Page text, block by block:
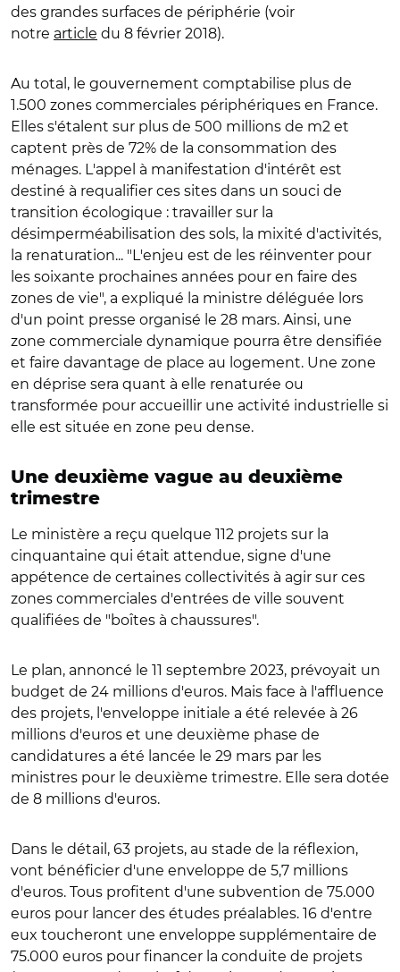
des grandes surfaces de périphérie (voir
notre article du 8 février 2018).
Au total, le gouvernement comptabilise plus de
1.500 zones commerciales périphériques en France.
Elles s'étalent sur plus de 500 millions de m2 et
captent près de 72% de la consommation des
ménages. L'appel à manifestation d'intérêt est
destiné à requalifier ces sites dans un souci de
transition écologique : travailler sur la
désimperméabilisation des sols, la mixité d'activités,
la renaturation... "L'enjeu est de les réinventer pour
les soixante prochaines années pour en faire des
zones de vie", a expliqué la ministre déléguée lors
d'un point presse organisé le 28 mars. Ainsi, une
zone commerciale dynamique pourra être densifiée
et faire davantage de place au logement. Une zone
en déprise sera quant à elle renaturée ou
transformée pour accueillir une activité industrielle si
elle est située en zone peu dense.
Une deuxième vague au deuxième
trimestre
Le ministère a reçu quelque 112 projets sur la
cinquantaine qui était attendue, signe d'une
appétence de certaines collectivités à agir sur ces
zones commerciales d'entrées de ville souvent
qualifiées de "boîtes à chaussures".
Le plan, annoncé le 11 septembre 2023, prévoyait un
budget de 24 millions d'euros. Mais face à l'affluence
des projets, l'enveloppe initiale a été relevée à 26
millions d'euros et une deuxième phase de
candidatures a été lancée le 29 mars par les
ministres pour le deuxième trimestre. Elle sera dotée
de 8 millions d'euros.
Dans le détail, 63 projets, au stade de la réflexion,
vont bénéficier d'une enveloppe de 5,7 millions
d'euros. Tous profitent d'une subvention de 75.000
euros pour lancer des études préalables. 16 d'entre
eux toucheront une enveloppe supplémentaire de
75.000 euros pour financer la conduite de projets